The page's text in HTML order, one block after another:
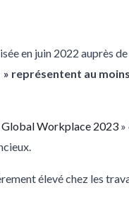
en juin 2022 auprès
représentent au
Workplace 2023
élevé chez les